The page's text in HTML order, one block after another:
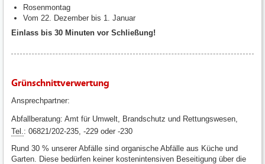
Rosenmontag
Vom 22. Dezember bis 1. Januar
Einlass bis 30 Minuten vor Schließung!
Grünschnittverwertung
Ansprechpartner:
Abfallberatung: Amt für Umwelt, Brandschutz und Rettungswesen,
Tel. : 06821/202-235, -229 oder -230
Rund 30 % unserer Abfälle sind organische Abfälle aus Küche und
Garten. Diese bedürfen keiner kostenintensiven Beseitigung über die